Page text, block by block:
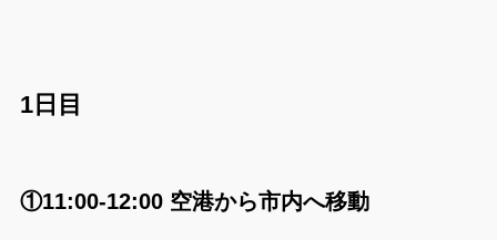
1日目
①11:00-12:00 空港から市内へ移動